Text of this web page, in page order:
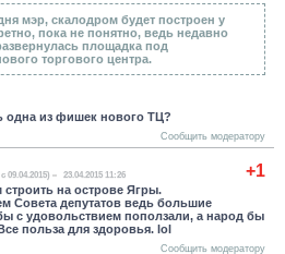
мэр, скалодром будет построен у
пока не понятно, ведь недавно
площадка под
торгового центра.
одна из фишек нового ТЦ?
Сообщить модератору
+1
09.04.2015) 23.04.2015 11:26
на острове Ягры.
Совета депутатов ведь большие
с удовольствием поползали, а народ бы
польза для здоровья. lol
Сообщить модератору